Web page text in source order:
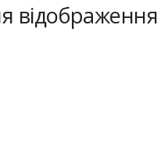
відображення